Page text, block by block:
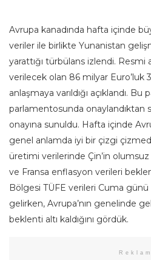
Avrupa kanadında hafta içinde
veriler ile birlikte Yunanistan
yarattığı türbülans izlendi. Resmi
verilecek olan 86 milyar Euro’luk
anlaşmaya varıldığı açıklandı.
parlamentosunda onaylandıktan
onayına sunuldu. Hafta içinde
genel anlamda iyi bir çizgi
üretimi verilerinde Çin’in
ve Fransa enflasyon verileri
Bölgesi TÜFE verileri Cuma
gelirken, Avrupa’nın genelinde
beklenti altı kaldığını gördük.
Reklam